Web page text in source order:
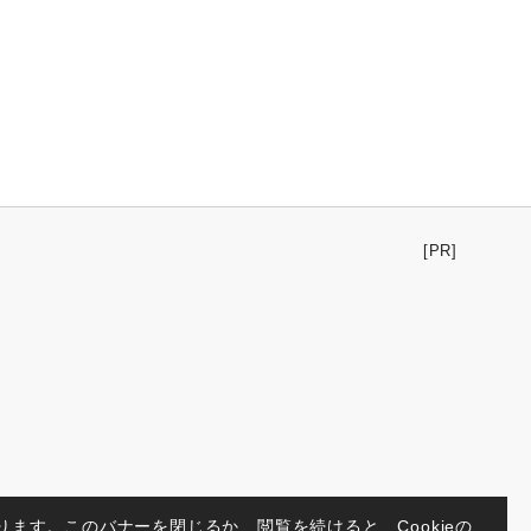
す。このバナーを閉じるか、閲覧を続けると、Cookieの
[PR]